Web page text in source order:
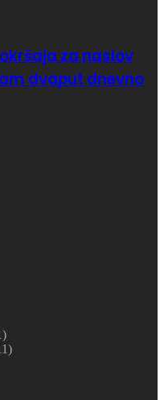
za naslov
dvaput dnevno